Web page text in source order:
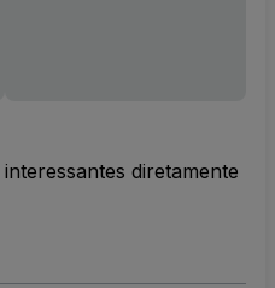
diretamente